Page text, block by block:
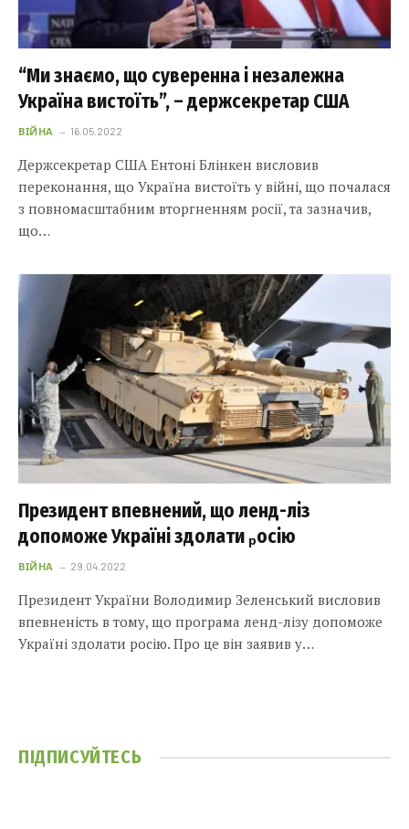
“Ми знаємо, що суверенна і незалежна
Україна вистоїть”, – держсекретар США
ВІЙНА 16.05.2022
Держсекретар США Ентоні Блінкен висловив
переконання, що Україна вистоїть у війні, що почалася
з повномасштабним вторгненням росії, та зазначив,
що…
Президент впевнений, що ленд-ліз
допоможе Україні здолати ₚосію
ВІЙНА 29.04.2022
Президент України Володимир Зеленський висловив
впевненість в тому, що програма ленд-лізу допоможе
Україні здолати росію. Про це він заявив у…
ПІДПИСУЙТЕСЬ